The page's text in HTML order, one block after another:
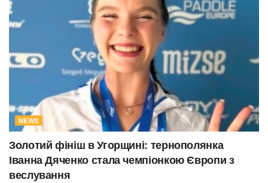
NEWS
Золотий фініш в Угорщині: тернополянка
Іванна Дяченко стала чемпіонкою Європи з
веслування